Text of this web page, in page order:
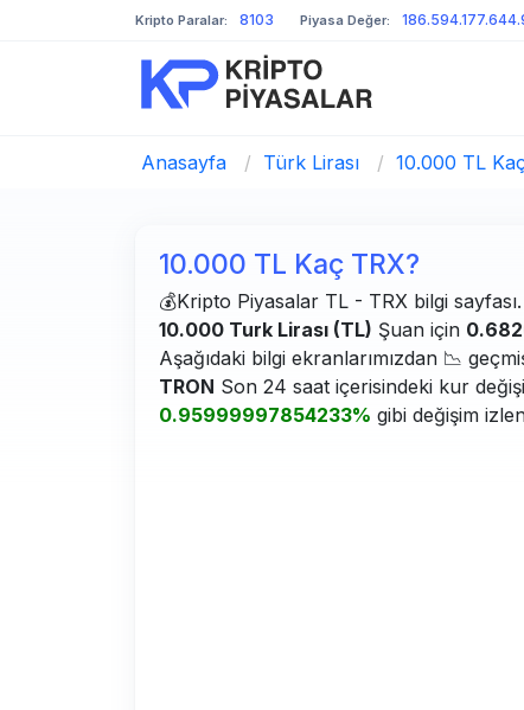
Kripto Paralar: 8103 Piyasa Değer:
Anasayfa / Türk Lirası / 10.000 TL
10.000 TL Kaç TRX?
💰Kripto Piyasalar TL - TRX bilgi
10.000 Turk Lirası (TL) Şuan için
Aşağıdaki bilgi ekranlarımızdan 📉
TRON Son 24 saat içerisindeki kur
0.95999997854233% gibi değişim